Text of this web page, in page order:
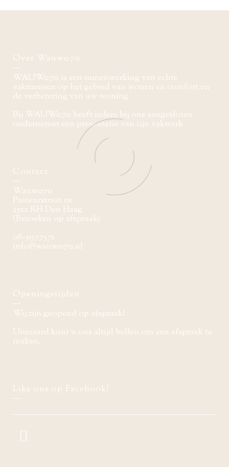
Over Wauw070
WAUW070 is een samenwerking van echte
vakmensen op het gebied van wonen en comfort en
de verbetering van uw woning
Bij WAUW070 heeft iedere bij ons aangesloten
ondernemer een presentatie van zijn vakwerk
Contact
Wauw070
Pasteurstraat 151
2522 RH Den Haag
(Bezoeken op afspraak)
06-51577371
info@wauw070.nl
Openingstijden
Wij zijn geopend op afspraak!
Uiteraard kunt u ons altijd bellen om een afspraak te
maken.
Like ons op Facebook!